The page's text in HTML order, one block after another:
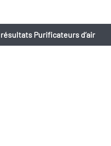
résultats Purificateurs d’air